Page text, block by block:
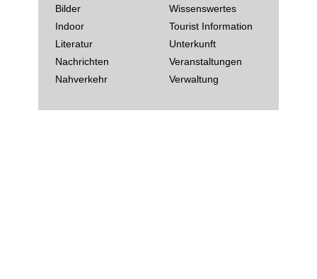
Bilder
Indoor
Literatur
Nachrichten
Nahverkehr
Wissenswertes
Tourist Information
Unterkunft
Veranstaltungen
Verwaltung